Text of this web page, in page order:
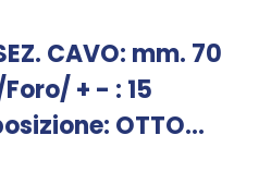
CAVO: mm. 70
+ - : 15
OTTO...